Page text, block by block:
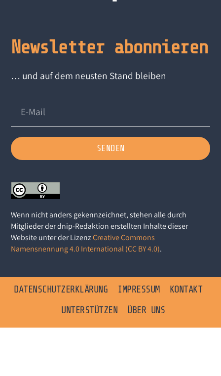
Newsletter abonnieren
… und auf dem neusten Stand bleiben
SENDEN
Wenn nicht anders gekennzeichnet, stehen alle durch
Mitglieder der dnip-Redaktion erstellten Inhalte dieser
Website unter der LizenzCreative Commons
Namensnennung 4.0 International (CC BY 4.0).
DATENSCHUTZERKLÄRUNG IMPRESSUM
KONTAKT
UNTERSTÜTZEN
ÜBER UNS